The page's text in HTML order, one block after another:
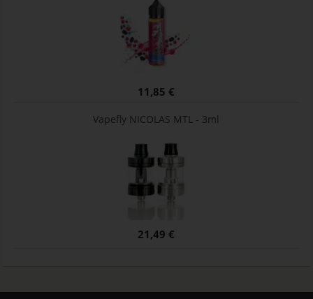
11,85 €
Vapefly NICOLAS MTL - 3ml
21,49 €